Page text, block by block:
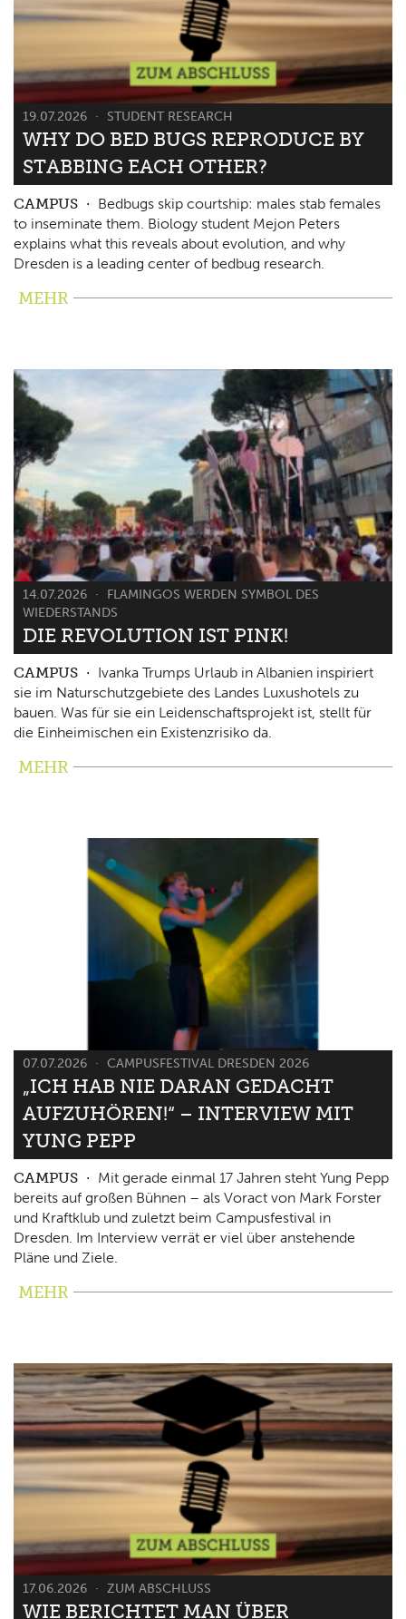
19.07.2026 STUDENT RESEARCH
WHY DO BED BUGS REPRODUCE BY
STABBING EACH OTHER?
CAMPUS
Bedbugs skip courtship: males stab females
to inseminate them. Biology student Mejon Peters
explains what this reveals about evolution, and why
Dresden is a leading center of bedbug research.
MEHR
14.07.2026
FLAMINGOS WERDEN SYMBOL DES
WIEDERSTANDS
DIE REVOLUTION IST PINK!
CAMPUS
Ivanka Trumps Urlaub in Albanien inspiriert
sie im Naturschutzgebiete des Landes Luxushotels zu
bauen. Was für sie ein Leidenschaftsprojekt ist, stellt für
die Einheimischen ein Existenzrisiko da.
MEHR
07.07.2026 CAMPUSFESTIVAL DRESDEN 2026
„ICH HAB NIE DARAN GEDACHT
AUFZUHÖREN!“ – INTERVIEW MIT
YUNG PEPP
CAMPUS
Mit gerade einmal 17 Jahren steht Yung Pepp
bereits auf großen Bühnen – als Voract von Mark Forster
und Kraftklub und zuletzt beim Campusfestival in
Dresden. Im Interview verrät er viel über anstehende
Pläne und Ziele.
MEHR
17.06.2026 ZUM ABSCHLUSS
WIE BERICHTET MAN ÜBER